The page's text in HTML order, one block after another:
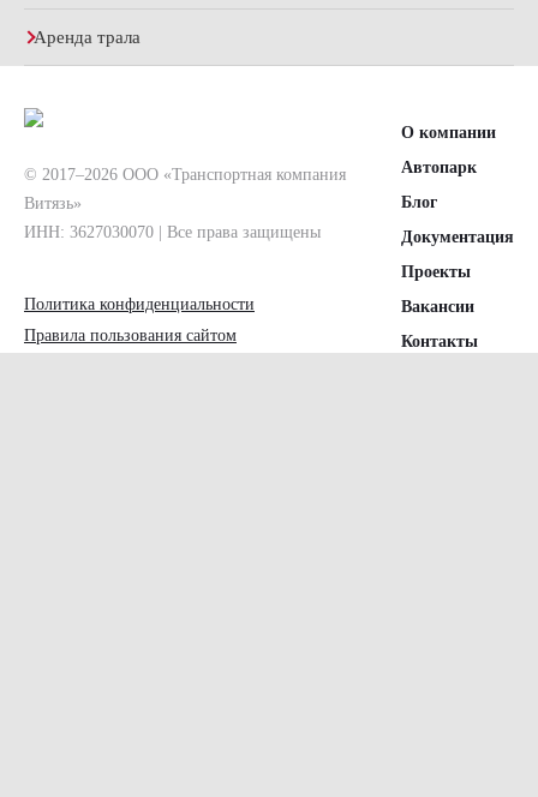
Аренда трала
© 2017–2026 ООО «Транспортная компания
Витязь»
ИНН: 3627030070 | Все права защищены
Политика конфиденциальности
Правила пользования сайтом
О компании
Автопарк
Блог
Документация
Проекты
Вакансии
Контакты